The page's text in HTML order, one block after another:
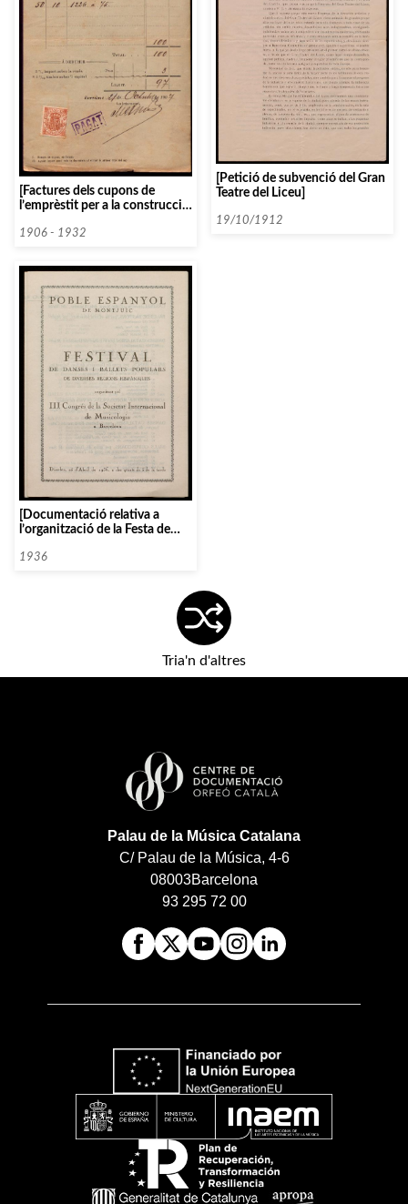
[Factures dels cupons de
l’emprèstit per a la construcció
Catalana]
1906 - 1932
[Petició de subvenció del Gran
Teatre del Liceu]
19/10/1912
[Documentació relativa a
l’organització de la Festa de
Espanyo durant «III Congrés de
1936
Tria'n d'altres
Palau de la Música Catalana
C/ Palau de la Música, 4-6
08003Barcelona
93 295 72 00